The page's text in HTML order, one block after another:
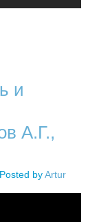
и
А.Г.,
Posted byArtur